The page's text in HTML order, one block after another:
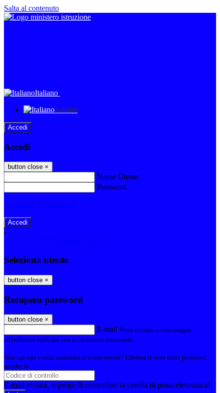
Salta al contenuto
Italiano
Italiano
Accedi
Accedi
button close ×
Nome Utente
Password
-
Seleziona utente
button close ×
Recupero password
button close ×
E-mail Verrà inviato un messaggio
all'indirizzo indicato con le istruzioni necessarie.
Non hai una e-mail associata al nome utente? Effettua il reset della password
tramite la
E-mail inviata, si prega di controllare la casella di posta elettronica!